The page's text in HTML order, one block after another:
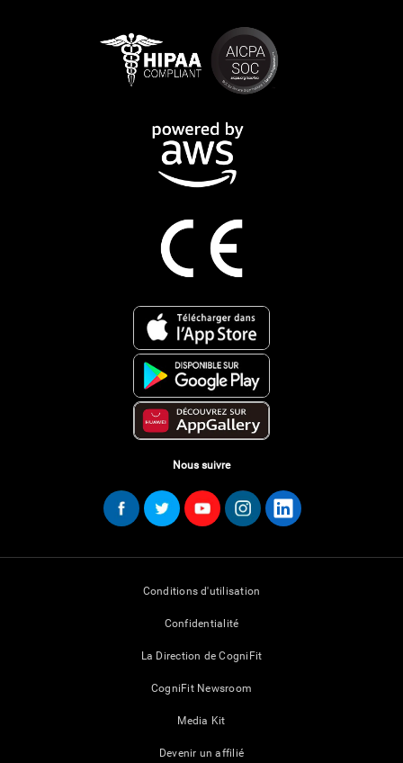
Nous suivre
Conditions d'utilisation
Confidentialité
La Direction de CogniFit
CogniFit Newsroom
Media Kit
Devenir un affilié